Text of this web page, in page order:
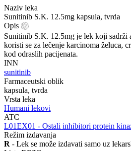
Naziv leka
Sunitinib S.K. 12.5mg kapsula, tvrda
Opis
Sunitinib S.K. 12.5mg je lek koji sadrži
koristi se za lečenje karcinoma želuca,
kod odraslih pacijenata.
INN
sunitinib
Farmaceutski oblik
kapsula, tvrda
Vrsta leka
Humani lekovi
ATC
‍L01EX01 - Ostali inhibitori protein
Režim izdavanja
R - Lek se može izdavati samo uz